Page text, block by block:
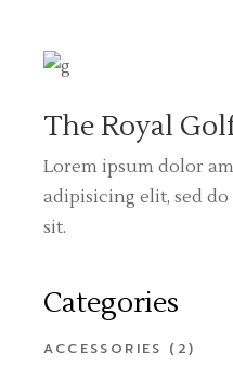
The Royal
Lorem ipsum dolor
adipisicing elit, sed
sit.
Categories
ACCESSORIES (2)